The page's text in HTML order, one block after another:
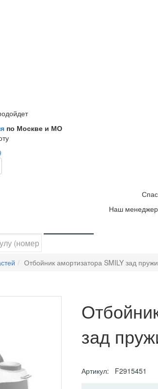
по Москве и МО
Наш менеджер
Отбойник амортизатора SMILY зад
зад
Артикул: F2915451